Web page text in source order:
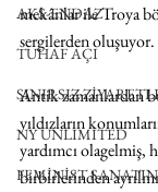
AKS-ENDAZ
TUHAF AÇI
SINIRSIZ
NY UNLIMITED
FEMİNİST
mekânlar ile Troya
sergilerden oluşuyor.
Antik zamanlardan
yıldızların
yardımcı olagelmiş,
birbirlerinden